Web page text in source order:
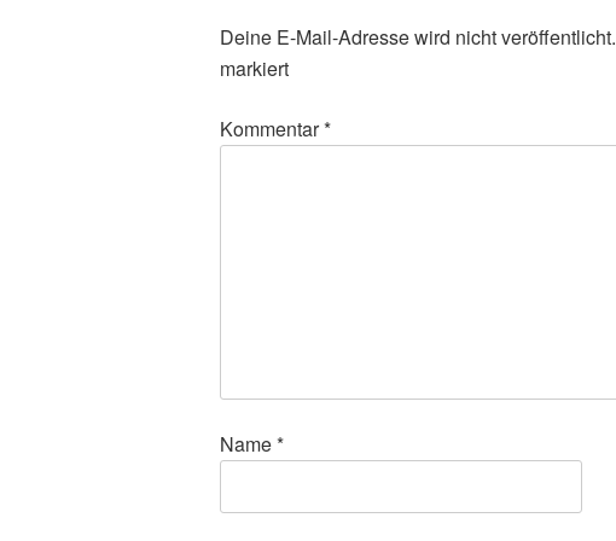
Deine E-Mail-Adresse wird nicht veröffentlicht.
markiert
Kommentar*
Name*